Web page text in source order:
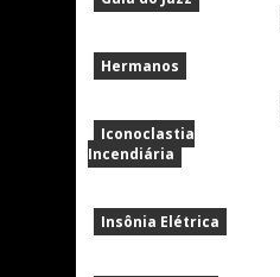
Hermanos
Iconoclastia
Incendiária
Insônia Elétrica